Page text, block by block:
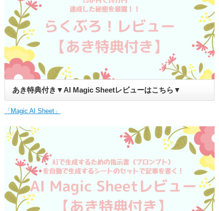
あき特典付き▼AI Magic Sheetレビューはこちら▼
「Magic AI Sheet」